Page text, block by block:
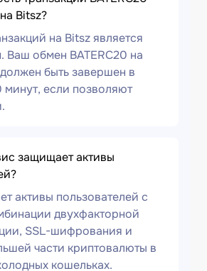
Bitsz?
на Bitsz является
Ваш обмен BATERC20 на
быть завершен в
минут, если позволяют
защищает активы
активы пользователей с
двухфакторной
SSL-шифрования и
части криптовалюты в
кошельках.